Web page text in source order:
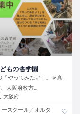
もの舎学園
こどもの「やってみたい！」を真ん中に、遊び、学び、活動する、わくわくが原動力の学校です。
阪府枚方市渚元町２１−３１
大阪府
ースクール／オルタナティブス